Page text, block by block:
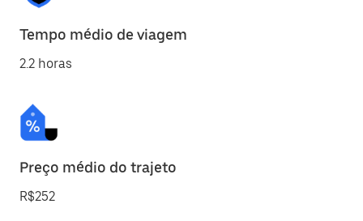
Tempo médio de viagem
2.2 horas
Preço médio do trajeto
R$252